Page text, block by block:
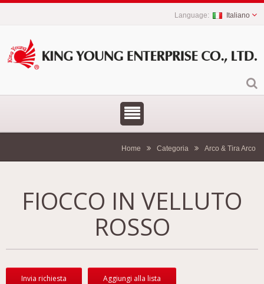
Italiano
Home Categoria Arco & Tira Arco
FIOCCO IN VELLUTO
ROSSO
Invia richiesta Aggiungi alla lista